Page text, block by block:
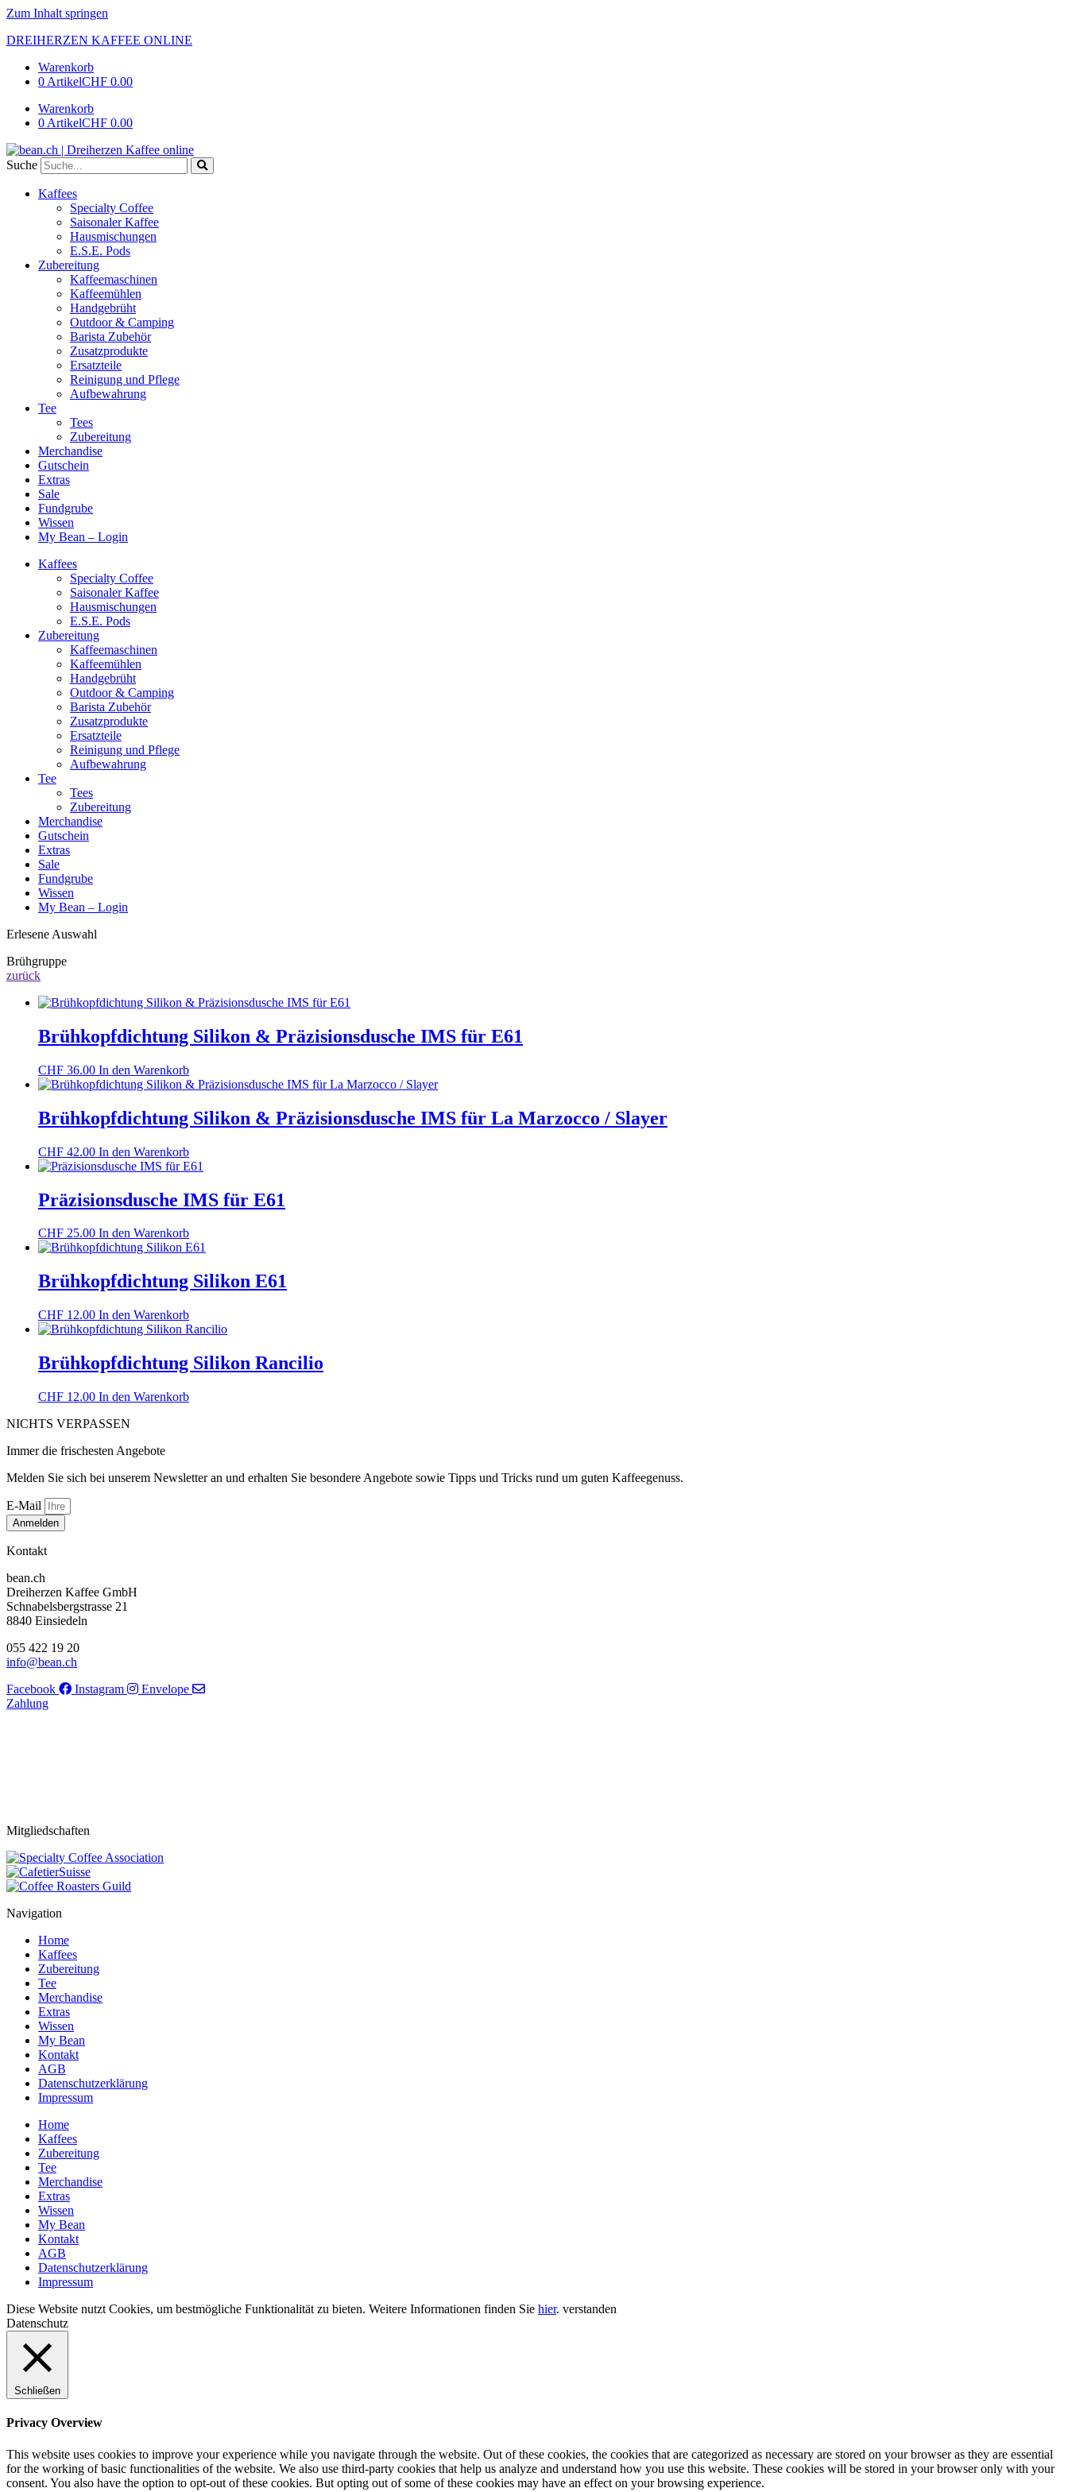
Zum Inhalt springen
DREIHERZEN KAFFEE ONLINE
Warenkorb
0 ArtikelCHF 0.00
Warenkorb
0 ArtikelCHF 0.00
Suche
Kaffees
Specialty Coffee
Saisonaler Kaffee
Hausmischungen
E.S.E. Pods
Zubereitung
Kaffeemaschinen
Kaffeemühlen
Handgebrüht
Outdoor & Camping
Barista Zubehör
Zusatzprodukte
Ersatzteile
Reinigung und Pflege
Aufbewahrung
Tee
Tees
Zubereitung
Merchandise
Gutschein
Extras
Sale
Fundgrube
Wissen
My Bean – Login
Kaffees
Specialty Coffee
Saisonaler Kaffee
Hausmischungen
E.S.E. Pods
Zubereitung
Kaffeemaschinen
Kaffeemühlen
Handgebrüht
Outdoor & Camping
Barista Zubehör
Zusatzprodukte
Ersatzteile
Reinigung und Pflege
Aufbewahrung
Tee
Tees
Zubereitung
Merchandise
Gutschein
Extras
Sale
Fundgrube
Wissen
My Bean – Login
Erlesene Auswahl
Brühgruppe
zurück
Brühkopfdichtung Silikon & Präzisionsdusche IMS für E61
CHF 36.00 In den Warenkorb
Brühkopfdichtung Silikon & Präzisionsdusche IMS für La Marzocco / Slayer
CHF 42.00 In den Warenkorb
Präzisionsdusche IMS für E61
CHF 25.00 In den Warenkorb
Brühkopfdichtung Silikon E61
CHF 12.00 In den Warenkorb
Brühkopfdichtung Silikon Rancilio
CHF 12.00 In den Warenkorb
NICHTS VERPASSEN
Immer die frischesten Angebote
Melden Sie sich bei unserem Newsletter an und erhalten Sie besondere Angebote sowie Tipps und Tricks rund um guten Kaffeegenuss.
E-Mail
Anmelden
Kontakt
bean.ch
Dreiherzen Kaffee GmbH
Schnabelsbergstrasse 21
8840 Einsiedeln
055 422 19 20
info@bean.ch
Facebook
Instagram
Envelope
Zahlung
Mitgliedschaften
Navigation
Home
Kaffees
Zubereitung
Tee
Merchandise
Extras
Wissen
My Bean
Kontakt
AGB
Datenschutzerklärung
Impressum
Home
Kaffees
Zubereitung
Tee
Merchandise
Extras
Wissen
My Bean
Kontakt
AGB
Datenschutzerklärung
Impressum
Diese Website nutzt Cookies, um bestmögliche Funktionalität zu bieten. Weitere Informationen finden Sie hier. verstanden
Datenschutz
Schließen
Privacy Overview
This website uses cookies to improve your experience while you navigate through the website. Out of these cookies, the cookies that are categorized as necessary are stored on your browser as they are essential
for the working of basic functionalities of the website. We also use third-party cookies that help us analyze and understand how you use this website. These cookies will be stored in your browser only with your
consent. You also have the option to opt-out of these cookies. But opting out of some of these cookies may have an effect on your browsing experience.